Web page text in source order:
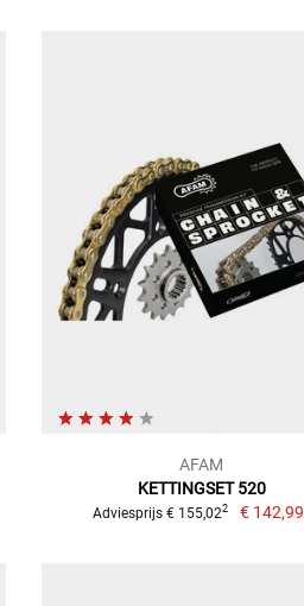
AFAM
KETTINGSET 520
Adviesprijs € 155,022 € 142,99